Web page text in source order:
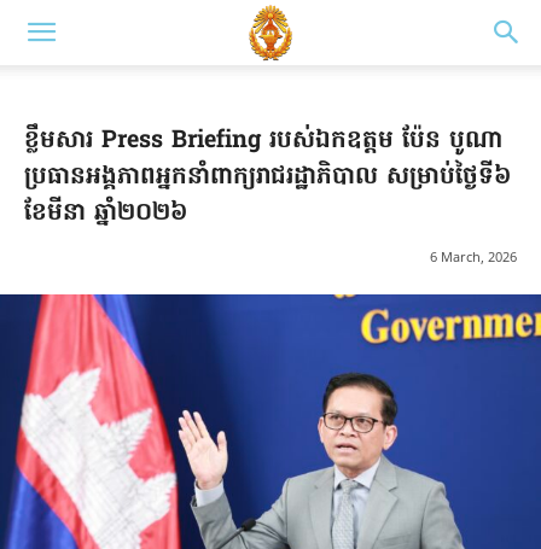
ខ្លឹមសារ Press Briefing របស់ឯកឧត្តម ប៉ែន បូណា
ប្រធានអង្គភាពអ្នកនាំពាក្យរាជរដ្ឋាភិបាល សម្រាប់ថ្ងៃទី៦
ខែមីនា ឆ្នាំ២០២៦
6 March, 2026